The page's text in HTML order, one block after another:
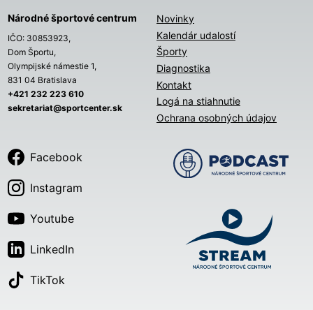
Národné športové centrum
IČO: 30853923,
Dom Športu,
Olympijské námestie 1,
831 04 Bratislava
+421 232 223 610
sekretariat@sportcenter.sk
Novinky
Kalendár udalostí
Športy
Diagnostika
Kontakt
Logá na stiahnutie
Ochrana osobných údajov
Facebook
Instagram
Youtube
LinkedIn
TikTok